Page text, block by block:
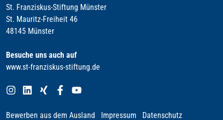
St. Franziskus-Stiftung Münster
St. Mauritz-Freiheit 46
48145 Münster
Besuche uns auch auf
www.st-franziskus-stiftung.de
Bewerben aus dem Ausland Impressum Datenschutz